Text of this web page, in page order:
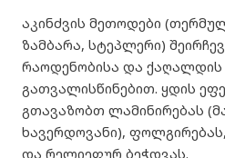
აკინძვის მეთოდები
ზამბარა, სტეპლერი)
რაოდენობისა და ქაღალდის
გათვალისწინებით. ყდის
გთავაზობთ ლამინირებას
ხავერდოვანი),
და რელიეფურ ბეჭდვას.